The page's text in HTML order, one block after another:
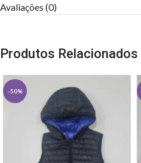
Avaliações (0)
Produtos Relacionados
-50%